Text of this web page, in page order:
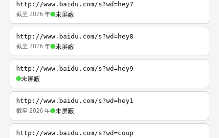
http://www.baidu.com/s?wd=hey7
截至 2026 年 未屏蔽
http://www.baidu.com/s?wd=hey8
截至 2026 年 未屏蔽
http://www.baidu.com/s?wd=hey9
未屏蔽
http://www.baidu.com/s?wd=hey1
截至 2026 年 未屏蔽
http://www.baidu.com/s?wd=coup